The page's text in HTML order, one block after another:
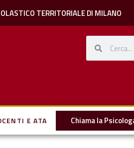
TERRITORIALE DI MILANO
E ATA Chiama la